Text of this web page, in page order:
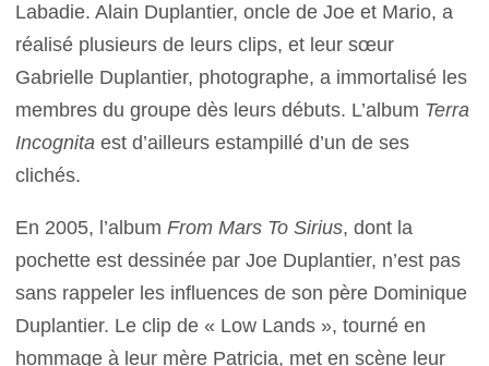
Labadie. Alain Duplantier, oncle de Joe et Mario, a
réalisé plusieurs de leurs clips, et leur sœur
Gabrielle Duplantier, photographe, a immortalisé les
membres du groupe dès leurs débuts. L’album Terra
Incognita est d’ailleurs estampillé d’un de ses
clichés.
En 2005, l’albumFrom Mars To Sirius, dont la
pochette est dessinée par Joe Duplantier, n’est pas
sans rappeler les influences de son père Dominique
Duplantier. Le clip de « Low Lands », tourné en
hommage à leur mère Patricia, met en scène leur